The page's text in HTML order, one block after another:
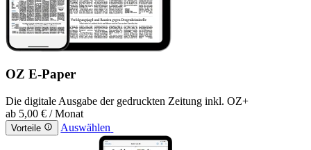
OZ E-Paper
Die digitale Ausgabe der gedruckten Zeitung inkl. OZ+
ab 5,00 € / Monat
Vorteile Auswählen